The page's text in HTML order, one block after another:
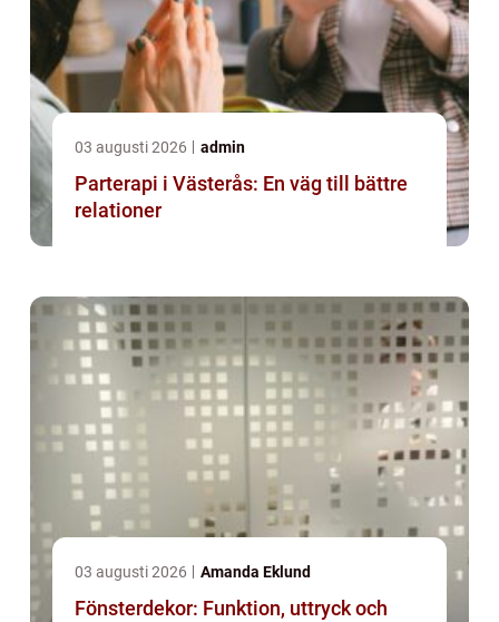
03 augusti 2026 admin
Parterapi i Västerås: En väg till bättre
relationer
03 augusti 2026 Amanda Eklund
Fönsterdekor: Funktion, uttryck och